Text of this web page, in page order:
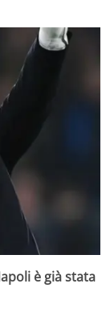
è già stata